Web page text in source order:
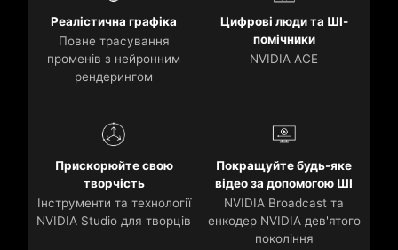
Реалістична графіка
Повне трасування
променів з нейронним
рендерингом
Цифрові люди та ШІ-
помічники
NVIDIA ACE
Прискорюйте свою
творчість
Інструменти та технології
NVIDIA Studio для творців
Покращуйте будь-яке
відео за допомогою ШІ
NVIDIA Broadcast та
енкодер NVIDIA дев'ятого
покоління